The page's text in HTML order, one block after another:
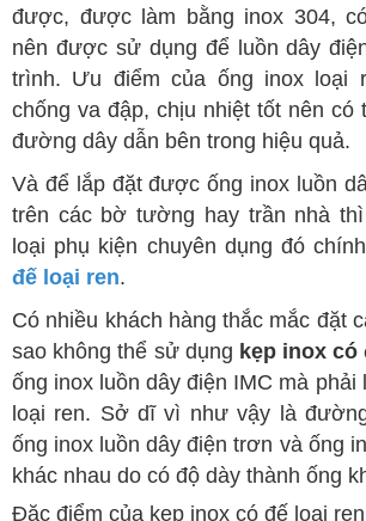
được, được làm bằng inox 304,
nên được sử dụng để luồn dây
trình. Ưu điểm của ống inox loại
chống va đập, chịu nhiệt tốt nên có
đường dây dẫn bên trong hiệu quả.
Và để lắp đặt được ống inox luồn
trên các bờ tường hay trần nhà
loại phụ kiện chuyên dụng đó
đế loại ren.
Có nhiều khách hàng thắc mắc đặt
sao không thể sử dụng kẹp inox
ống inox luồn dây điện IMC mà phải
loại ren. Sở dĩ vì như vậy là
ống inox luồn dây điện trơn và ống
khác nhau do có độ dày thành ống
Đặc điểm của kẹp inox có đế loại ren